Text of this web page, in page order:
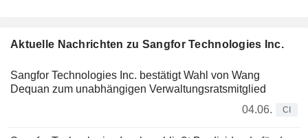
Aktuelle Nachrichten zu Sangfor Technologies Inc.
Sangfor Technologies Inc. bestätigt Wahl von Wang
Dequan zum unabhängigen Verwaltungsratsmitglied
04.06.
CI